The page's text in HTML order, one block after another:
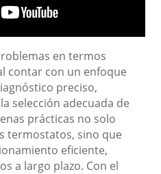
en termos
contar con un enfoque
preciso,
selección adecuada de
prácticas no solo
termostatos, sino que
eficiente,
a largo plazo. Con el